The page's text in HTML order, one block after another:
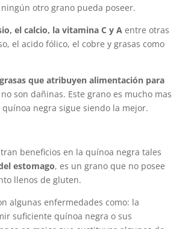
otro grano pueda poseer.
el calcio, la vitamina C y Aentre otras
el acido fólico, el cobre y grasas como
que atribuyen alimentación para
son dañinas. Este grano es mucho mas
negra sigue siendo la mejor.
beneficios en la quínoa negra tales
estomago, es un grano que no posee
llenos de gluten.
algunas enfermedades como: la
suficiente quínoa negra o sus